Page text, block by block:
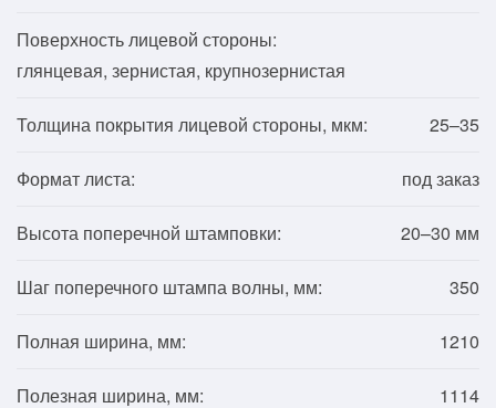
Поверхность лицевой стороны:
глянцевая, зернистая, крупнозернистая
Толщина покрытия лицевой стороны, мкм: 25–35
Формат листа: под заказ
Высота поперечной штамповки: 20–30 мм
Шаг поперечного штампа волны, мм: 350
Полная ширина, мм: 1210
Полезная ширина, мм: 1114